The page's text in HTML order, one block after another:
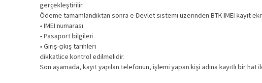
gerçekleştirilir.
Ödeme tamamlandıktan sonra e-Devlet sistemi üzerinden BTK IMEI kayıt
• IMEI numarası
• Pasaport bilgileri
• Giriş-çıkış tarihleri
dikkatlice kontrol edilmelidir.
Son aşamada, kayıt yapılan telefonun, işlemi yapan kişi adına kayıtlı bir hat